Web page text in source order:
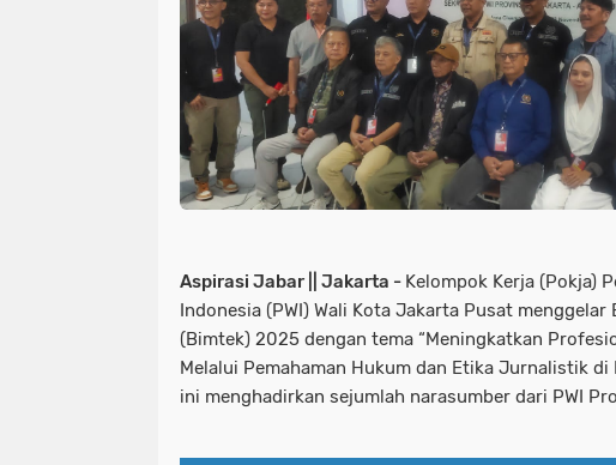
Aspirasi Jabar || Jakarta - Kelompok Kerja (Pokja)
Indonesia (PWI) Wali Kota Jakarta Pusat menggelar
(Bimtek) 2025 dengan tema “Meningkatkan
Melalui Pemahaman Hukum dan Etika Jurnalistik di
ini menghadirkan sejumlah narasumber dari PWI